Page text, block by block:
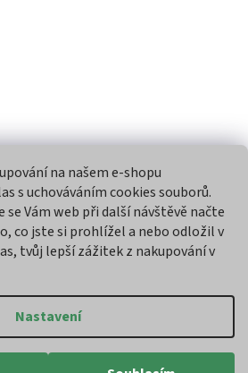
na našem e-shopu
s uchováváním cookies souborů.
Vám web při další návštěvě načte
co jste si prohlížel a nebo odložil v
tvůj lepší zážitek z nakupování v
Nastavení
. Všechna práva vyhrazena.Upravit